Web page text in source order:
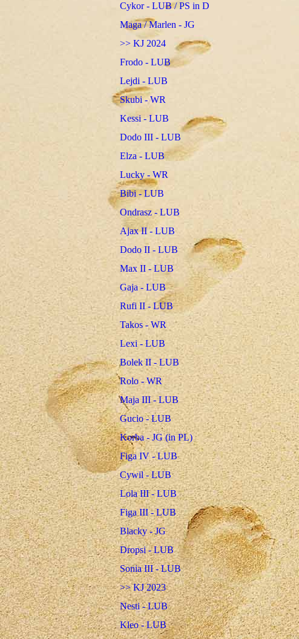
Cykor - LUB / PS in D
Maga / Marlen - JG
>> KJ 2024
Frodo - LUB
Lejdi - LUB
Skubi - WR
Kessi - LUB
Dodo III - LUB
Elza - LUB
Lucky - WR
Bibi - LUB
Ondrasz - LUB
Ajax II - LUB
Dodo II - LUB
Max II - LUB
Gaja - LUB
Rufi II - LUB
Takos - WR
Lexi - LUB
Bolek II - LUB
Rolo - WR
Maja III - LUB
Gucio - LUB
Korba - JG (in PL)
Figa IV - LUB
Cywil - LUB
Lola III - LUB
Figa III - LUB
Blacky - JG
Dropsi - LUB
Sonia III - LUB
>> KJ 2023
Nesti - LUB
Kleo - LUB